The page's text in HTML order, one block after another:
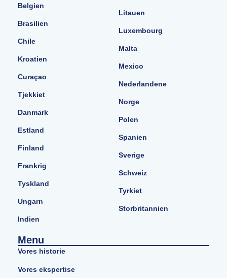
Belgien
Brasilien
Chile
Kroatien
Curaçao
Tjekkiet
Danmark
Estland
Finland
Frankrig
Tyskland
Ungarn
Indien
Litauen
Luxembourg
Malta
Mexico
Nederlandene
Norge
Polen
Spanien
Sverige
Schweiz
Tyrkiet
Storbritannien
Menu
Vores historie
Vores ekspertise